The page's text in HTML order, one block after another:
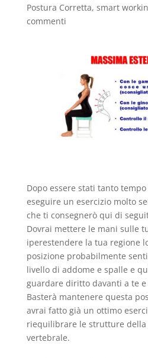
Postura Corretta, smart
commenti
Dopo essere stati tanto
eseguire un esercizio molto
che ti consegnerò qui di
Dovrai mettere le mani sulle
iperestendere la tua regione
posizione probabilmente
livello di addome e spalle e
guardare diritto davanti a te
Basterà mantenere questa
avrai fatto già un ottimo
riequilibrare le strutture della
vertebrale.